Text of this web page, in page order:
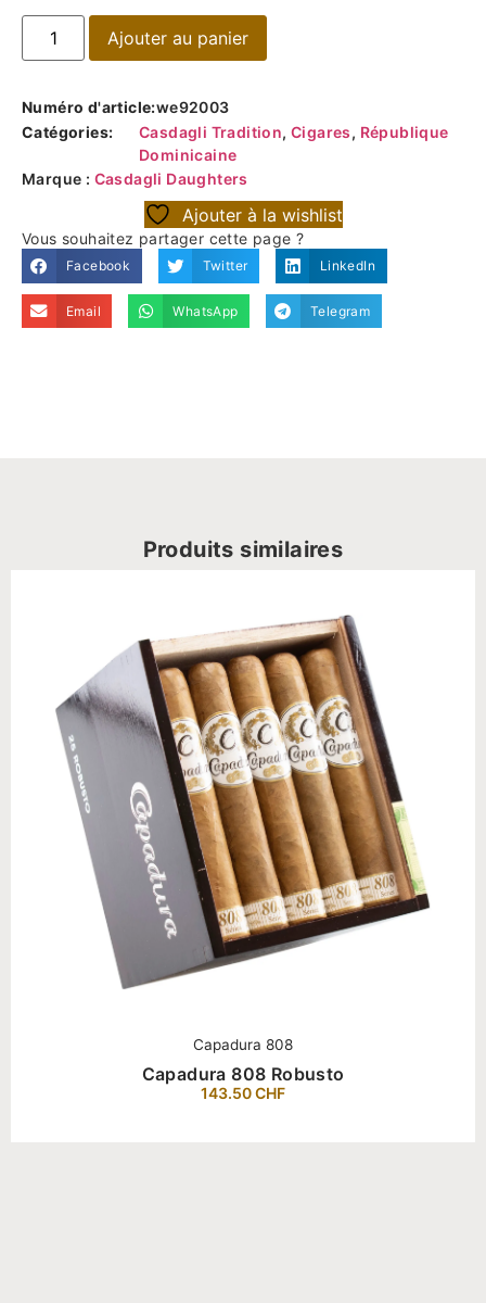
Ajouter au panier
Numéro d'article:we92003
Catégories:
Casdagli Tradition,Cigares, République
Dominicaine
Marque : Casdagli Daughters
Ajouter à la wishlist
Vous souhaitez partager cette page ?
Facebook Twitter LinkedIn
Email WhatsApp Telegram
Produits similaires
Capadura 808
Capadura 808 Robusto
143.50CHF